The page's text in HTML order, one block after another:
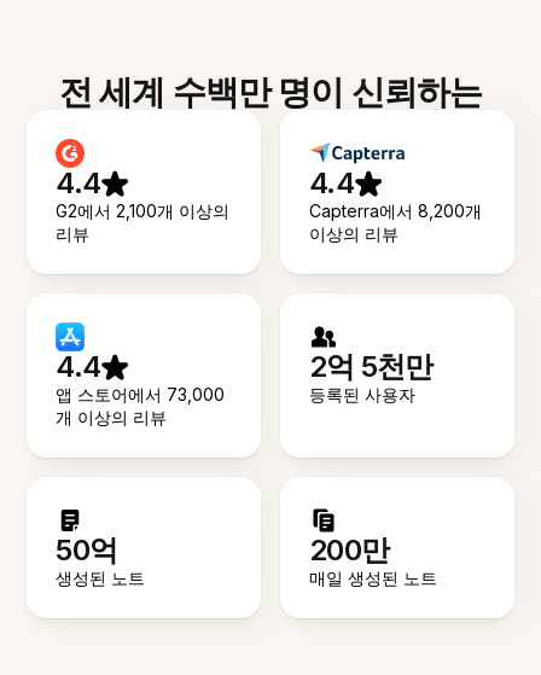
전 세계 수백만 명이 신뢰하는
4.4
G2에서 2,100개 이상의
리뷰
4.4
Capterra에서 8,200개
이상의 리뷰
4.4
앱 스토어에서 73,000
개 이상의 리뷰
2억 5천만
등록된 사용자
50억
생성된 노트
200만
매일 생성된 노트